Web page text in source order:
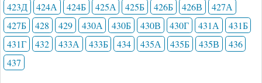
423Д
424А 424Б 425А 425Б 426Б 426В
427А
427Б
428 429 430А 430Б 430В 430Г 431А
431Б
431Г
432 433А 433Б 434 435А 435Б 435В
436
437